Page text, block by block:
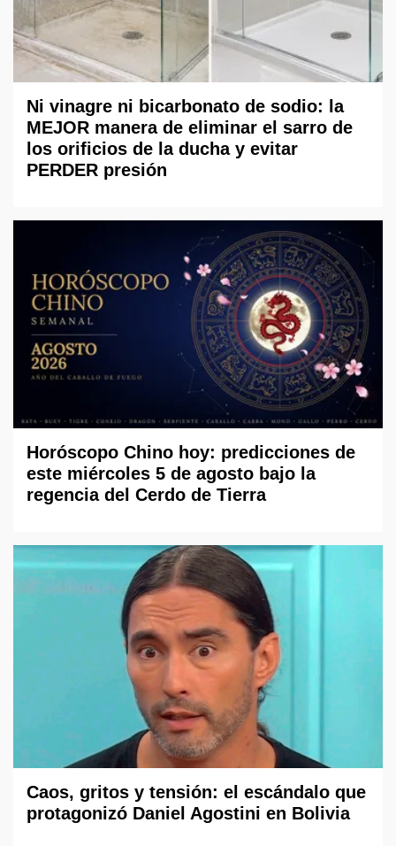
Ni vinagre ni bicarbonato de sodio: la
MEJOR manera de eliminar el sarro de
los orificios de la ducha y evitar
PERDER presión
Horóscopo Chino hoy: predicciones de
este miércoles 5 de agosto bajo la
regencia del Cerdo de Tierra
Caos, gritos y tensión: el escándalo que
protagonizó Daniel Agostini en Bolivia